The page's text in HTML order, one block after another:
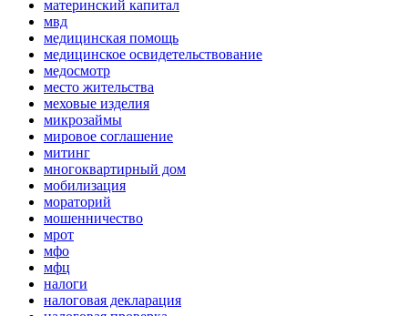
материнский капитал
мвд
медицинская помощь
медицинское освидетельствование
медосмотр
место жительства
меховые изделия
микрозаймы
мировое соглашение
митинг
многоквартирный дом
мобилизация
мораторий
мошенничество
мрот
мфо
мфц
налоги
налоговая декларация